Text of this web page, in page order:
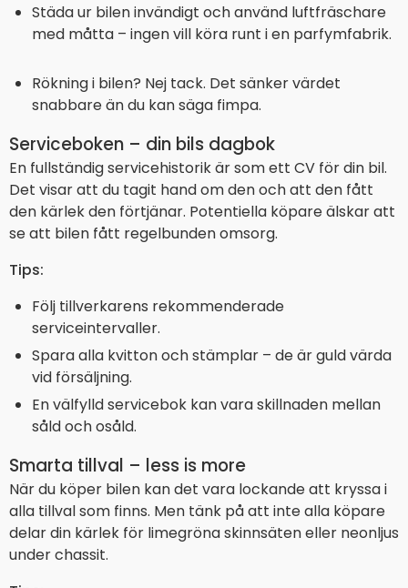
Städa ur bilen invändigt och använd luftfräschare
med måtta – ingen vill köra runt i en parfymfabrik.
Rökning i bilen? Nej tack. Det sänker värdet
snabbare än du kan säga fimpa.
Serviceboken – din bils dagbok
En fullständig servicehistorik är som ett CV för din bil.
Det visar att du tagit hand om den och att den fått
den kärlek den förtjänar. Potentiella köpare älskar att
se att bilen fått regelbunden omsorg.
Tips:
Följ tillverkarens rekommenderade
serviceintervaller.
Spara alla kvitton och stämplar – de är guld värda
vid försäljning.
En välfylld servicebok kan vara skillnaden mellan
såld och osåld.
Smarta tillval – less is more
När du köper bilen kan det vara lockande att kryssa i
alla tillval som finns. Men tänk på att inte alla köpare
delar din kärlek för limegröna skinnsäten eller neonljus
under chassit.